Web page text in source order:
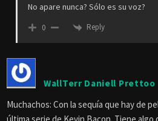
No apare nunca? Sólo es su voz?
0 Reply
WallTerr Daniell Prettoo
Muchachos: Con la sequía que hay de
última serie de Kevin Bacon. Tiene algo